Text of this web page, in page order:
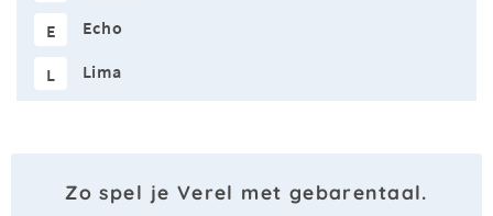
E Echo
L Lima
Zo spel je Verel met gebarentaal.